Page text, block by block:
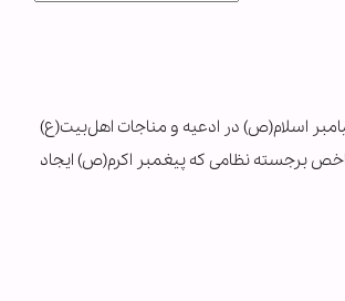
اسلام(ص) در ادعیه و مناجات اهل‌بیت(ع)
برجسته نظامی که پیغمبر اکرم(ص) ایجاد